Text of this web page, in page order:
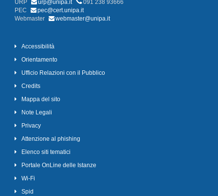
URP
urp@unipa.it
091 238 93666
PEC
pec@cert.unipa.it
Webmaster
webmaster@unipa.it
Accessibilità
Orientamento
Ufficio Relazioni con il Pubblico
Credits
Mappa del sito
Note Legali
Privacy
Attenzione al phishing
Elenco siti tematici
Portale OnLine delle Istanze
Wi-Fi
Spid